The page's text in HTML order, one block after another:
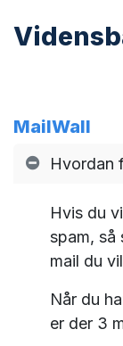
MailWall
Hvordan
Hvis du
spam, så
mail du
Når du
er der 3